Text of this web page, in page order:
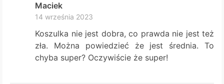
Maciek
14 września 2023
Koszulka nie jest dobra, co prawda nie jest też
zła. Można powiedzieć że jest średnia. To
chyba super? Oczywiście że super!